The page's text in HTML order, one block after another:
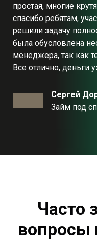
простая, многие
спасибо ребятам,
решили задачу
была обусловлена
менеджера, так как
Все отлично, деньги
Сергей
Займ под
Часто
вопросы